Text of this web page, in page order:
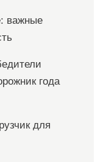
важные
года
для